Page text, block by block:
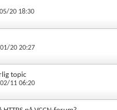
20 18:30
20 20:27
topic
11 06:20